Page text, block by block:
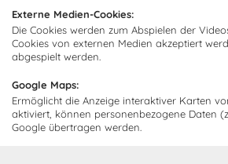
Externe Medien-Cookies:
Die Cookies werden zum Abspielen der
Cookies von externen Medien akzeptiert
abgespielt werden.
Google Maps:
Ermöglicht die Anzeige interaktiver Karten
aktiviert, können personenbezogene Daten
Google übertragen werden.
per E-Mail-Newsletter über seine
Diese Einwilligung kann jederzeit
sind in derDatenschutzrichtlinie